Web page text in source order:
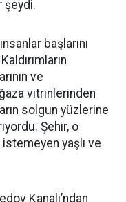
şeydi.
başlarını
ve
vitrinlerinden
solgun yüzlerine
Şehir, o
yaşlı ve
Kanalı’ndan